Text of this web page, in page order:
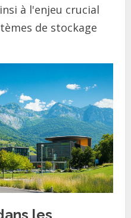
à l'enjeu crucial
de stockage